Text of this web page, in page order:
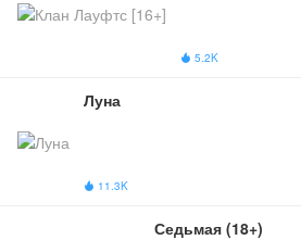
 5.2K
Луна
 11.3K
Седьмая (18+)